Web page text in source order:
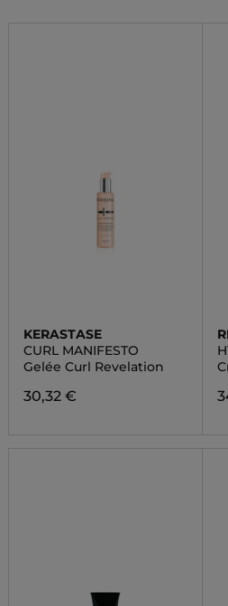
KERASTASE
CURL MANIFESTO
Gelée Curl Revelation
30,32 €